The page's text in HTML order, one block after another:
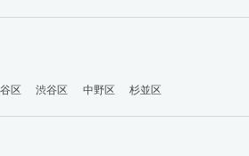
区 渋谷区 中野区 杉並区